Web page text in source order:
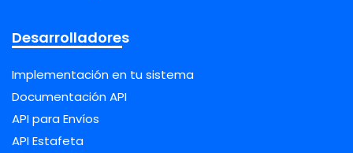
Desarrolladores
Implementación en tu sistema
Documentación API
API para Envíos
API Estafeta